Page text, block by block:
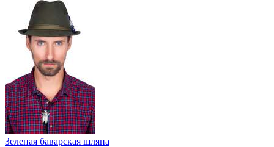
Зеленая баварская шляпа